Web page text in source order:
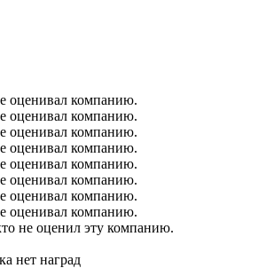
оценивал компанию.
оценивал компанию.
оценивал компанию.
оценивал компанию.
оценивал компанию.
оценивал компанию.
оценивал компанию.
оценивал компанию.
не оценил эту компанию.
нет наград